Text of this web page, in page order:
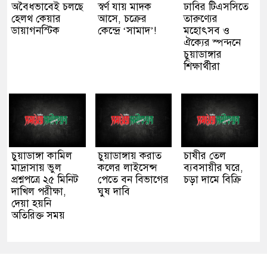
অবৈধভাবেই চলছে
হেলথ কেয়ার
ডায়াগনস্টিক
স্বর্ণ যায় মাদক
আসে, চক্রের
কেন্দ্রে ‘সামাদ’!
ঢাবির টিএসসিতে
তারুণ্যের
মহোৎসব ও
ঐক্যের স্পন্দনে
চুয়াডাঙ্গার
শিক্ষার্থীরা
চুয়াডাঙ্গা কামিল
মাদ্রাসায় ভুল
প্রশ্নপত্রে ২৫ মিনিট
দাখিল পরীক্ষা,
দেয়া হয়নি
অতিরিক্ত সময়
চুয়াডাঙ্গায় করাত
কলের লাইসেন্স
পেতে বন বিভাগের
ঘুষ দাবি
চাষীর তেল
ব্যবসায়ীর ঘরে,
চড়া দামে বিক্রি